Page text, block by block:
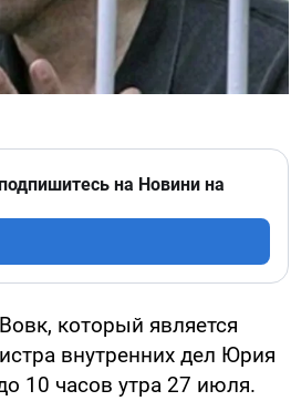
на Новини на
который является
внутренних дел Юрия
10 часов утра 27 июля.